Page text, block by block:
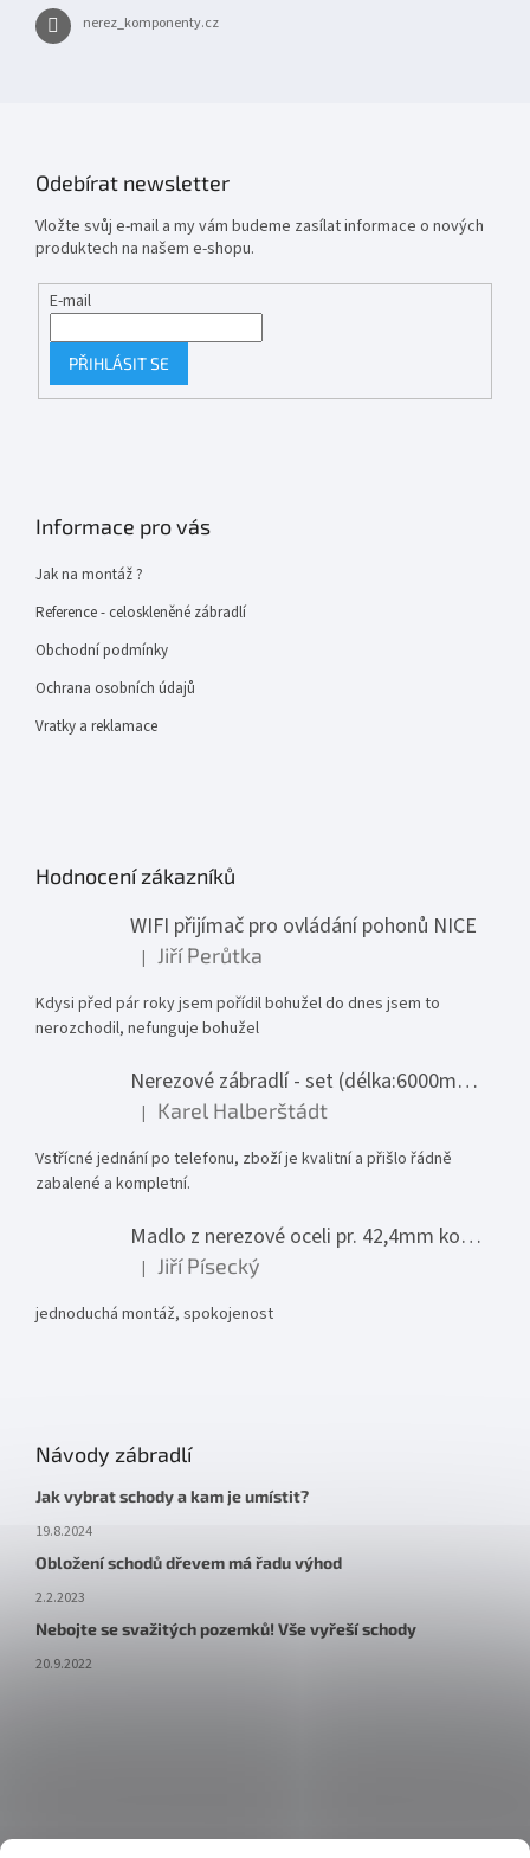
nerez_komponenty.cz
Odebírat newsletter
Vložte svůj e-mail a my vám budeme zasílat informace o nových
produktech na našem e-shopu.
E-mail
PŘIHLÁSIT SE
Informace pro vás
Jak na montáž ?
Reference - celoskleněné zábradlí
Obchodní podmínky
Ochrana osobních údajů
Vratky a reklamace
Hodnocení zákazníků
WIFI přijímač pro ovládání pohonů NICE
Hodnocení produktu je 1 z 5 hvězdiček.
| Jiří Perůtka
Kdysi před pár roky jsem pořídil bohužel do dnes jsem to
nerozchodil, nefunguje bohužel
Nerezové zábradlí - set (délka:6000mm x výška:1000mm)
Hodnocení produktu je 5 z 5 hvězdiček.
| Karel Halberštádt
Vstřícné jednání po telefonu, zboží je kvalitní a přišlo řádně
zabalené a kompletní.
Madlo z nerezové oceli pr. 42,4mm komplet - model 0116 - 3000mm
Hodnocení produktu je 5 z 5 hvězdiček.
| Jiří Písecký
jednoduchá montáž, spokojenost
Návody zábradlí
Jak vybrat schody a kam je umístit?
19.8.2024
Obložení schodů dřevem má řadu výhod
2.2.2023
Nebojte se svažitých pozemků! Vše vyřeší schody
20.9.2022